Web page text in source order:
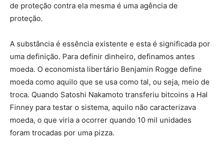
de proteção contra ela mesma é uma agência de
proteção.
A substância é essência existente e esta é significada por
uma definição. Para definir dinheiro, definamos antes
moeda. O economista libertário Benjamin Rogge define
moeda como aquilo que se usa como tal, ou seja, meio de
troca. Quando Satoshi Nakamoto transferiu bitcoins a Hal
Finney para testar o sistema, aquilo não caracterizava
moeda, o que viria a ocorrer quando 10 mil unidades
foram trocadas por uma pizza.